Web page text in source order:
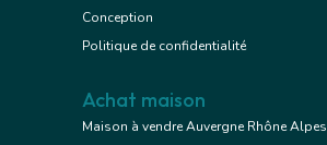
Conception
Politique de confidentialité
Achat maison
Maison à vendre Auvergne Rhône Alpes